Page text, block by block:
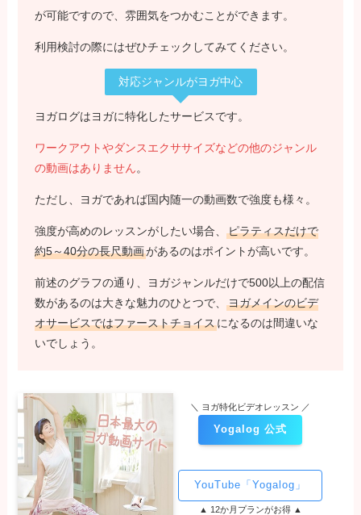
が可能ですので、雰囲気をつかむことができます。
利用検討の際にはぜひチェックしてみてください。
対応ジャンルがヨガ中心
ヨガログはヨガに特化したサービスです。
ワークアウトやダンスエクササイズなどの他のジャンル
の動画はありません。
ただし、ヨガであれば国内随一の動画数で強度も様々。
強度が高めのレッスンがしたい場合、ピラティスだけで
約5～40分の長尺動画があるのはポイントが高いです。
前述のグラフの通り、ヨガジャンルだけで500以上の配信
数があるのは大きな魅力のひとつで、ヨガメインのビデ
オサービスではファーストチョイスになるのは間違いな
いでしょう。
＼ ヨガ特化ビデオレッスン ／
Yogalog 公式
YouTube「Yogalog」
▲ 12か月プランがお得 ▲